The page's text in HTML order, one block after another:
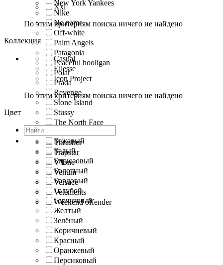
New York Yankees
Nike
No name
Off-white
Palm Angels
Patagonia
Peaceful hooligan
Polar
Prada
Revenge
Stone Island
Stussy
The North Face
Thrasher
Trapstar
V'lone
Venum
Versace
Vetements
Weekend offender
Xxl
По этим критериям поиска ничего не найдено
Коллекция
Casual
Ellesse
Icon Project
По этим критериям поиска ничего не найдено
Цвет
Бежевый
Белый
Бирюзовый
Болотный
Бордовый
Голубой
Горчичный
Желтый
Зелёный
Коричневый
Красный
Оранжевый
Персиковый